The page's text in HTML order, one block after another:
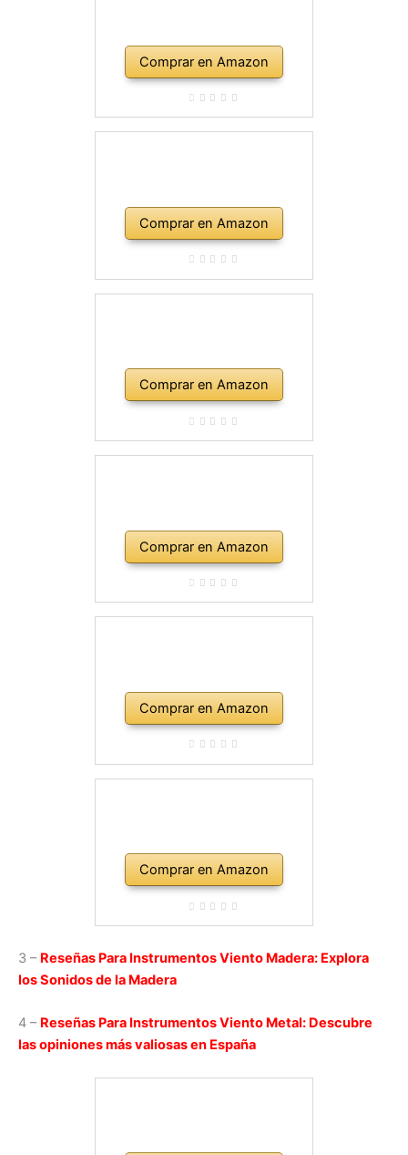
Comprar en Amazon
Comprar en Amazon
Comprar en Amazon
Comprar en Amazon
Comprar en Amazon
Comprar en Amazon
3 – Reseñas Para Instrumentos Viento Madera: Explora
los Sonidos de la Madera
4 – Reseñas Para Instrumentos Viento Metal: Descubre
las opiniones más valiosas en España